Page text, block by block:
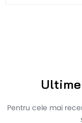
Pentru cele mai